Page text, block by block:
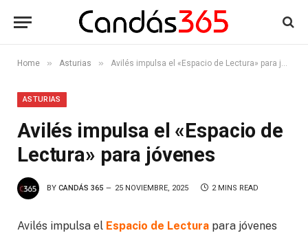
Home » Asturias » Avilés impulsa el «Espacio de Lectura» para jóvenes
ASTURIAS
Avilés impulsa el «Espacio de
Lectura» para jóvenes
BY CANDÁS 365 25 NOVIEMBRE, 2025 2 MINS READ
Avilés impulsa el Espacio de Lectura para jóvenes